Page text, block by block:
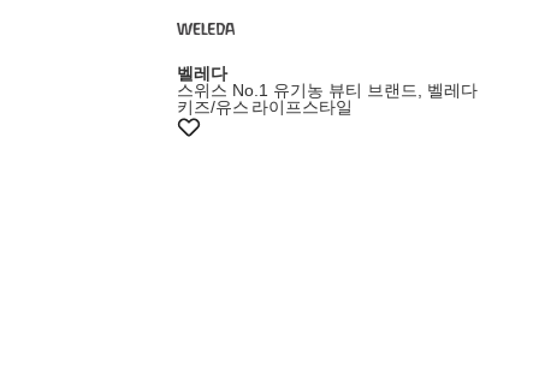
벨레다
스위스 No.1 유기농 뷰티 브랜드, 벨레다
키즈/유스 라이프스타일